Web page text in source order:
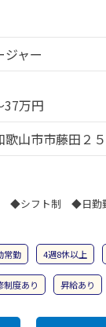
ジャー
37万円
歌山市市藤田２
般 ◆シフト制 ◆日
常勤 4週8休以上
制度あり 昇給あり